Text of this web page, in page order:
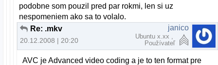
podobne som pouzil pred par rokmi, len si uz
nespomeniem ako sa to volalo.
Re: .mkv
20.12.2008 | 20:20
janico
Ubuntu x.xx ,
Používateľ
AVC je Advanced video coding a je to ten format pre